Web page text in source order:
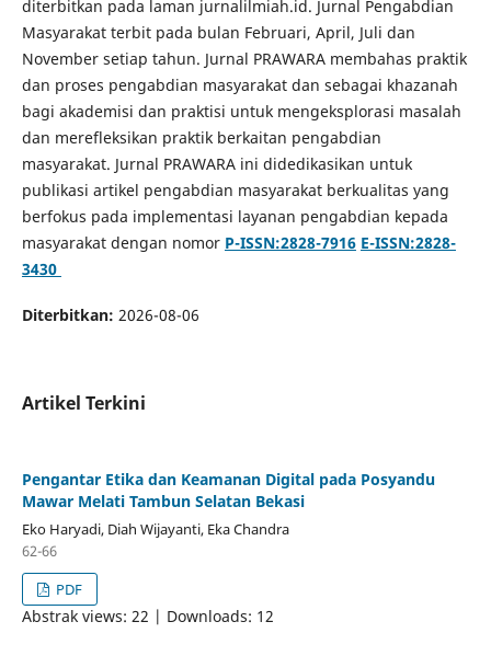
diterbitkan pada laman jurnalilmiah.id. Jurnal Pengabdian
Masyarakat terbit pada bulan Februari, April, Juli dan
November setiap tahun. Jurnal PRAWARA membahas praktik
dan proses pengabdian masyarakat dan sebagai khazanah
bagi akademisi dan praktisi untuk mengeksplorasi masalah
dan merefleksikan praktik berkaitan pengabdian
masyarakat. Jurnal PRAWARA ini didedikasikan untuk
publikasi artikel pengabdian masyarakat berkualitas yang
berfokus pada implementasi layanan pengabdian kepada
masyarakat dengan nomor P-ISSN:2828-7916 E-ISSN:2828-
3430
Diterbitkan: 2026-08-06
Artikel Terkini
Pengantar Etika dan Keamanan Digital pada Posyandu
Mawar Melati Tambun Selatan Bekasi
Eko Haryadi, Diah Wijayanti, Eka Chandra
62-66
PDF
Abstrak views: 22 | Downloads: 12